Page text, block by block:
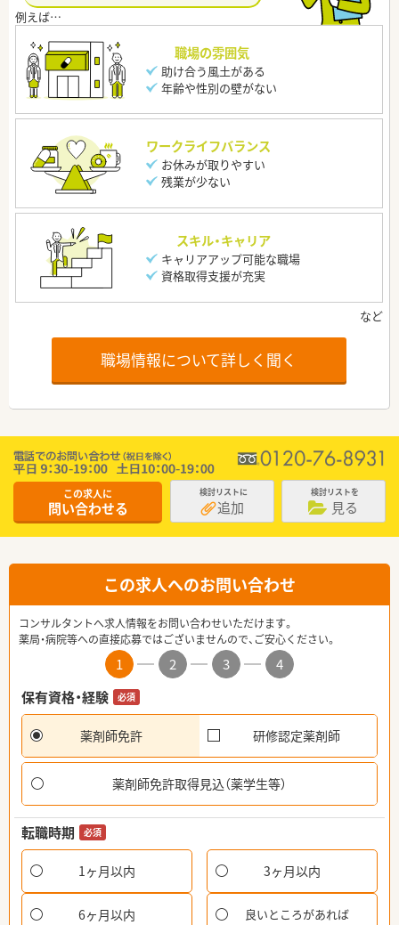
職場の雰囲気
助け合う風土がある
年齢や性別の壁がない
ワークライフバランス
お休みが取りやすい
残業が少ない
スキル・キャリア
キャリアアップ可能な職場
資格取得支援が充実
職場情報について詳しく聞く
この求人に
問い合わせる
検討リストに
追加
検討リストを
見る
この求人へのお問い合わせ
コンサルタントへ求人情報をお問い合わせいただけます。
薬局・病院等への直接応募ではございませんので、ご安心ください。
1 2 3
4
保有資格・経験
必須
薬剤師免許 研修認定薬剤師
薬剤師免許取得見込（薬学生等）
転職時期 必須
1ヶ月以内 3ヶ月以内
6ヶ月以内 良いところがあれば